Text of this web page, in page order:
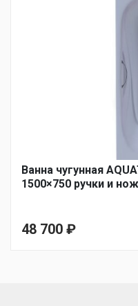
Ванна чугунная
1500×750 ручки и
48 700 ₽